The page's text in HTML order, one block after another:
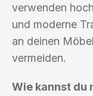
verwenden
und moderne
an deinen
vermeiden.
Wie kannst du